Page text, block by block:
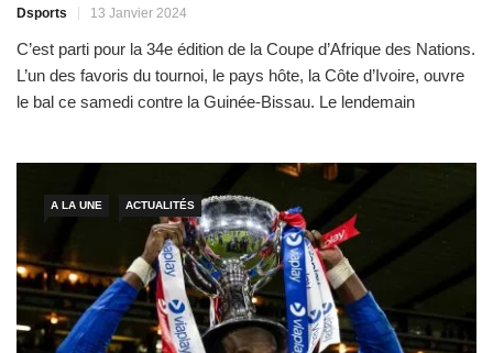
Dsports 13 Janvier 2024
C’est parti pour la 34e édition de la Coupe d’Afrique des Nations.
L’un des favoris du tournoi, le pays hôte, la Côte d’Ivoire, ouvre
le bal ce samedi contre la Guinée-Bissau. Le lendemain
A LA UNE ACTUALITÉS